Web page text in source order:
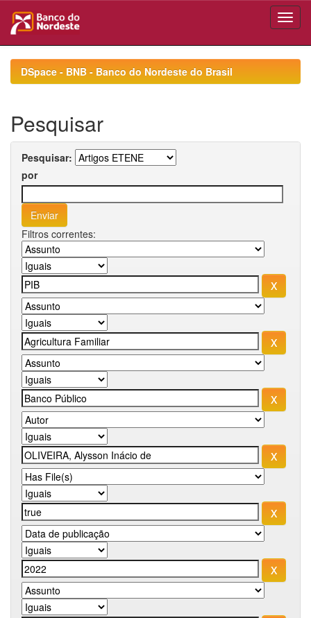
navigationDSpace - BNB - Banco do Nordeste do Brasil
Pesquisar
Pesquisar:
por
Filtros correntes: